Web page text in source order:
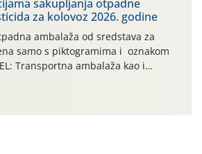
mušici, no za razliku […]
sakupljanja otpadne
za kolovoz 2026. godine
ambalaža od sredstava za
samo s piktogramima i oznakom
Transportna ambalaža kao i
koji nisu sredstva za zaštitu
od mineralnih gnojiva,) se ne